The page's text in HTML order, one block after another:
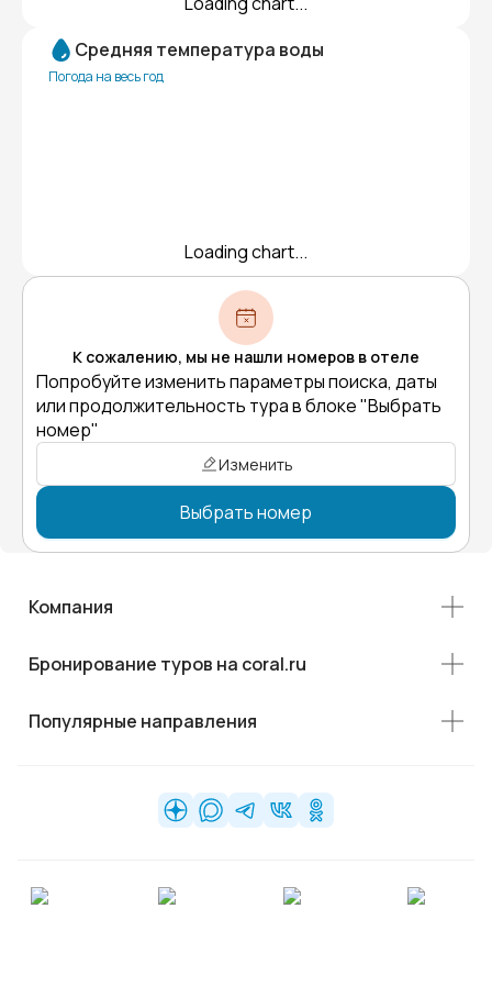
Средняя температура воды
Погода на весь год
Loading chart...
К сожалению, мы не нашли номеров в отеле
Попробуйте изменить параметры поиска, даты
или продолжительность тура в блоке "Выбрать
номер"
Изменить
Выбрать номер
Компания
Бронирование туров на coral.ru
Популярные направления